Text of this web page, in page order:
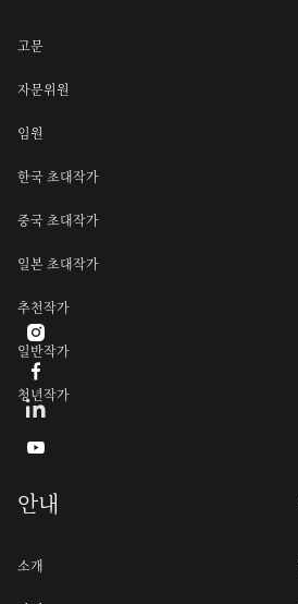
고문
자문위원
임원
한국 초대작가
중국 초대작가
일본 초대작가
추천작가
일반작가
청년작가
안내
소개


